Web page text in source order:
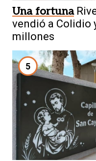
Una fortuna
vendió a Colidio
millones
5